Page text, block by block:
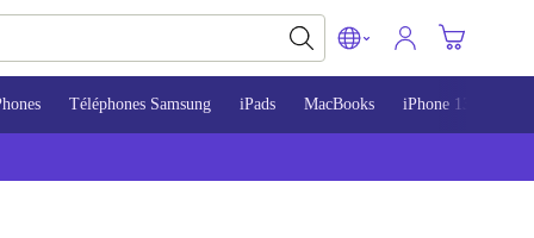
Téléphones Samsung iPads MacBooks iPhone 13